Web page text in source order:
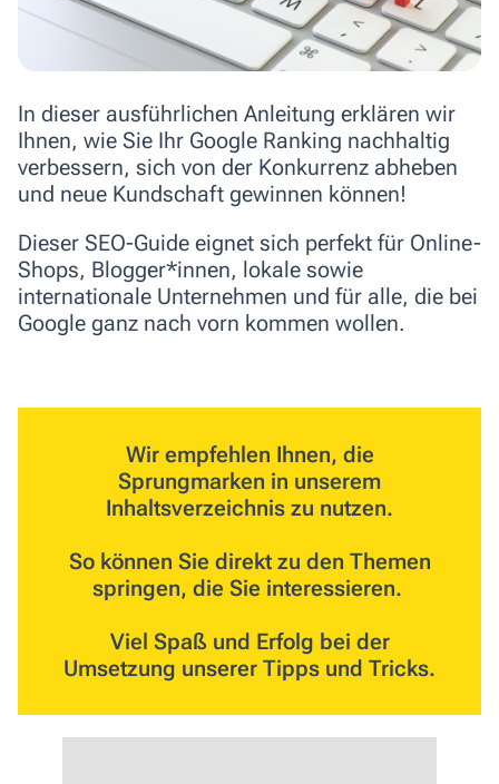
In dieser ausführlichen Anleitung erklären wir
Ihnen, wie Sie Ihr Google Ranking nachhaltig
verbessern, sich von der Konkurrenz abheben
und neue Kundschaft gewinnen können!
Dieser SEO-Guide eignet sich perfekt für Online-
Shops, Blogger*innen, lokale sowie
internationale Unternehmen und für alle, die bei
Google ganz nach vorn kommen wollen.
Wir empfehlen Ihnen, die
Sprungmarken in unserem
Inhaltsverzeichnis zu nutzen.
So können Sie direkt zu den Themen
springen, die Sie interessieren.
Viel Spaß und Erfolg bei der
Umsetzung unserer Tipps und Tricks.